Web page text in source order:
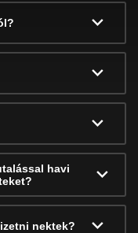
havi
nektek?